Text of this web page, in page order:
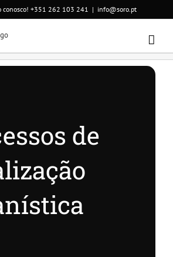
conosco! +351 262 103 241 | info@soro.pt
de